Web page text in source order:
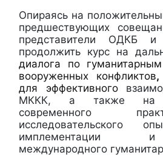
Опираясь на
предшествующих
представители ОДКБ
продолжить курс на
диалога по
вооруженных конфликтов,
для эффективного
МККК, а также на
современного
исследовательского
имплементации
международного